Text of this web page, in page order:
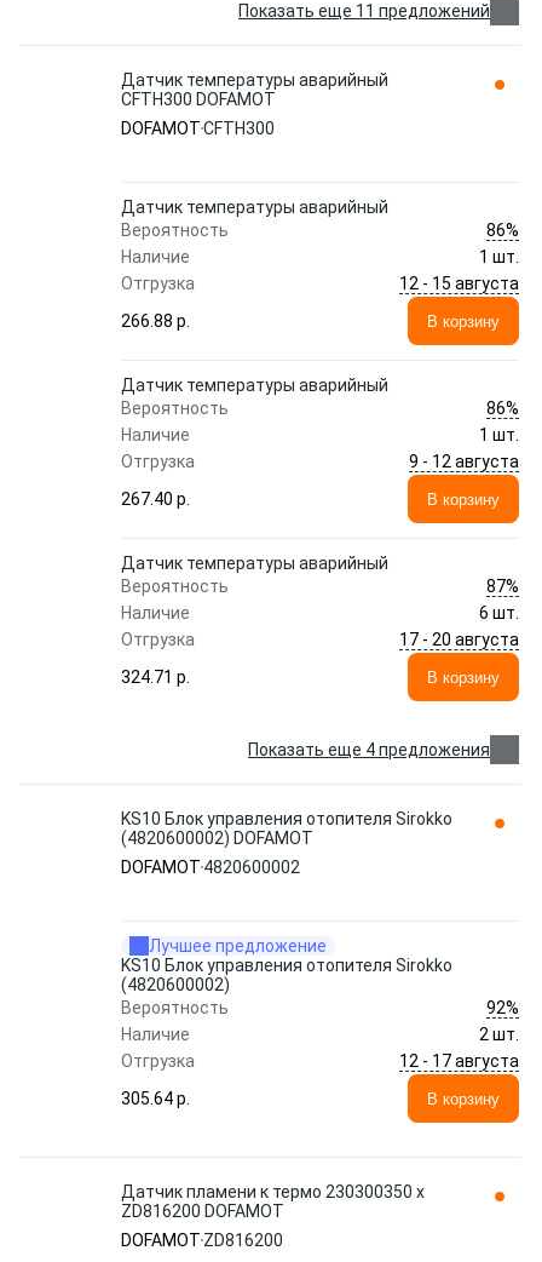
Показать еще 11 предложений
Датчик температуры аварийный
CFTH300 DOFAMOT
DOFAMOTCFTH300
Датчик температуры аварийный
Вероятность
86%
Наличие
1 шт.
Отгрузка
12 - 15 августа
266.88 p.
В корзину
Датчик температуры аварийный
Вероятность
86%
Наличие
1 шт.
Отгрузка
9 - 12 августа
267.40 p.
В корзину
Датчик температуры аварийный
Вероятность
87%
Наличие
6 шт.
Отгрузка
17 - 20 августа
324.71 p.
В корзину
Показать еще 4 предложения
KS10 Блок управления отопителя Sirokko
(4820600002) DOFAMOT
DOFAMOT 4820600002
Лучшее предложение
KS10 Блок управления отопителя Sirokko
(4820600002)
Вероятность
92%
Наличие
2 шт.
Отгрузка
12 - 17 августа
305.64 p.
В корзину
Датчик пламени к термо 230300350 x
ZD816200 DOFAMOT
DOFAMOT ZD816200